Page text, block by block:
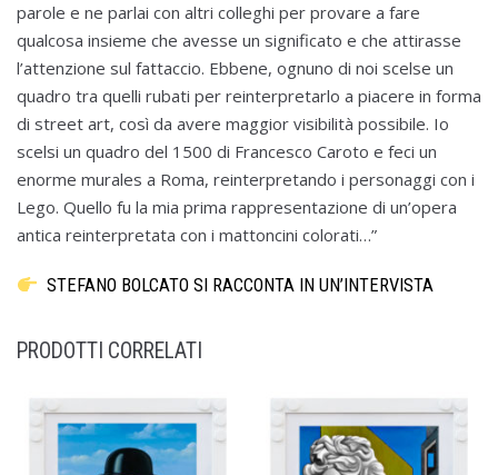
parole e ne parlai con altri colleghi per provare a fare
qualcosa insieme che avesse un significato e che attirasse
l’attenzione sul fattaccio. Ebbene, ognuno di noi scelse un
quadro tra quelli rubati per reinterpretarlo a piacere in forma
di street art, così da avere maggior visibilità possibile. Io
scelsi un quadro del 1500 di Francesco Caroto e feci un
enorme murales a Roma, reinterpretando i personaggi con i
Lego. Quello fu la mia prima rappresentazione di un’opera
antica reinterpretata con i mattoncini colorati…”
STEFANO BOLCATO SI RACCONTA IN UN’INTERVISTA
PRODOTTI CORRELATI